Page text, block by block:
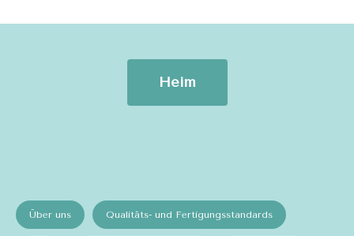
Heim
Über uns Qualitäts- und Fertigungsstandards